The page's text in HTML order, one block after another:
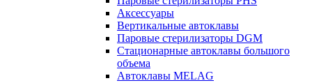
Аксессуары
Вертикальные автоклавы
Паровые стерилизаторы DGM
Стационарные автоклавы большого
объема
Автоклавы MELAG